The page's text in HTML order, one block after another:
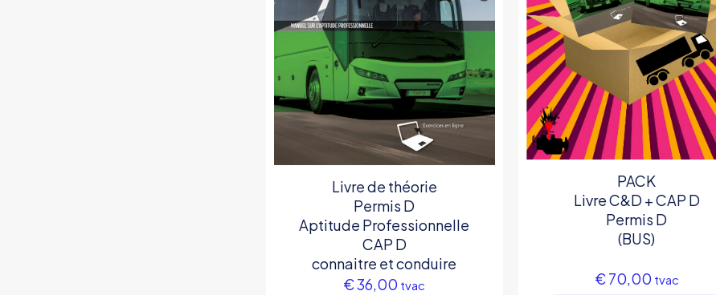
Livre de théorie
Permis D
Aptitude Professionnelle
CAP D
connaitre et conduire
€36,00 tvac
PACK
Livre C&D + CAP D
Permis D
(BUS)
€70,00 tvac